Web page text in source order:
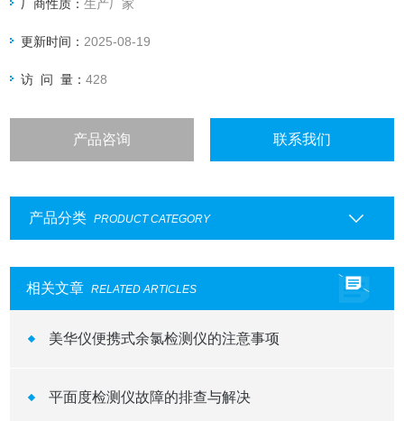
厂商性质：生产厂家
更新时间： 2025-08-19
访 问 量：428
产品咨询 联系我们
产品分类 PRODUCT CATEGORY
相关文章 RELATED ARTICLES
美华仪便携式余氯检测仪的注意事项
平面度检测仪故障的排查与解决